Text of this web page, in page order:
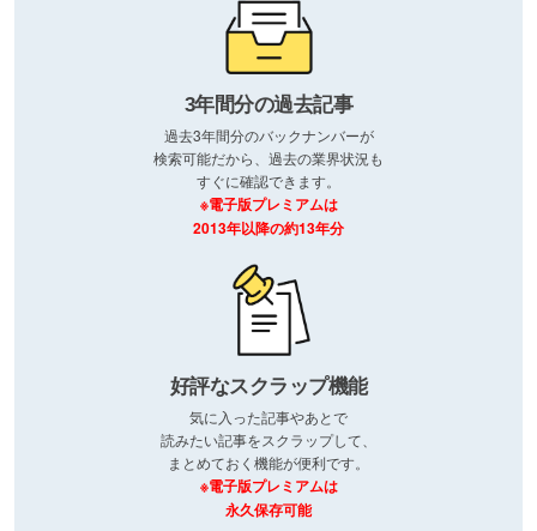
3年間分の過去記事
過去3年間分のバックナンバーが
検索可能だから、過去の業界状況も
すぐに確認できます。
※電子版プレミアムは
2013年以降の約13年分
好評なスクラップ機能
気に入った記事やあとで
読みたい記事をスクラップして、
まとめておく機能が便利です。
※電子版プレミアムは
永久保存可能